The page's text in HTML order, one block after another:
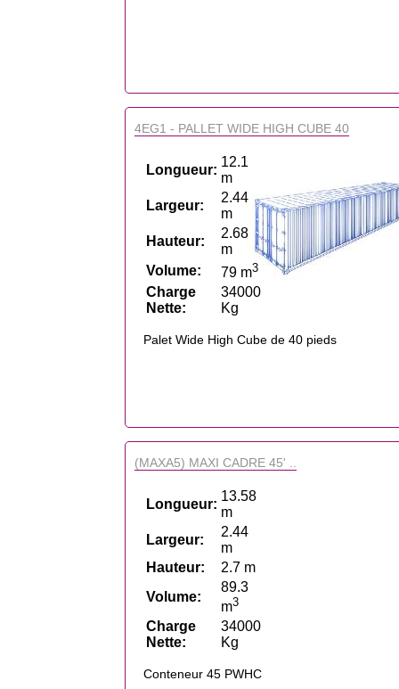
4EG1 - PALLET WIDE HIGH CUBE 40
Longueur:
12.1
m
Largeur:
2.44
m
Hauteur:
2.68
m
Volume:
79 m3
Charge
Nette:
34000
Kg
Palet Wide High Cube de 40 pieds
(MAXA5) MAXI CADRE 45' ..
Longueur:
13.58
m
Largeur:
2.44
m
Hauteur:
2.7 m
Volume:
89.3
m3
Charge
Nette:
34000
Kg
Conteneur 45 PWHC